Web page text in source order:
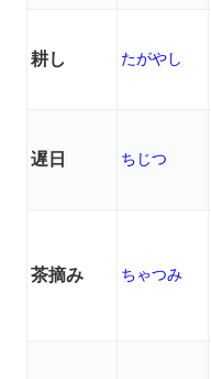
耕し たがやし
遅日 ちじつ
茶摘み ちゃつみ